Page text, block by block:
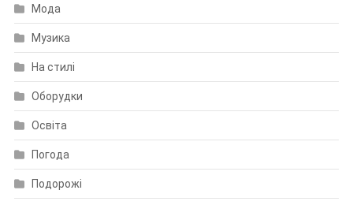
Мода
Музика
На стилі
Оборудки
Освіта
Погода
Подорожі